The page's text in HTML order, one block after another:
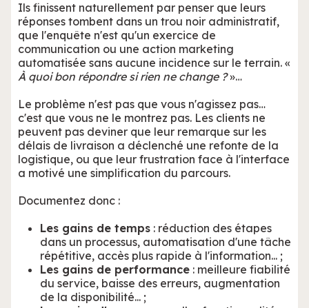
Ils finissent naturellement par penser que leurs
réponses tombent dans un trou noir administratif,
que l'enquête n'est qu'un exercice de
communication ou une action marketing
automatisée sans aucune incidence sur le terrain. «
À quoi bon répondre si rien ne change ?»…
Le problème n'est pas que vous n'agissez pas…
c'est que vous ne le montrez pas. Les clients ne
peuvent pas deviner que leur remarque sur les
délais de livraison a déclenché une refonte de la
logistique, ou que leur frustration face à l'interface
a motivé une simplification du parcours.
Documentez donc :
Les gains de temps : réduction des étapes
dans un processus, automatisation d'une tâche
répétitive, accès plus rapide à l'information... ;
Les gains de performance : meilleure fiabilité
du service, baisse des erreurs, augmentation
de la disponibilité... ;